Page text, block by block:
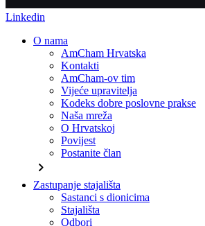
Linkedin
O nama
AmCham Hrvatska
Kontakti
AmCham-ov tim
Vijeće upravitelja
Kodeks dobre poslovne prakse
Naša mreža
O Hrvatskoj
Povijest
Postanite član
chevron_right
Zastupanje stajališta
Sastanci s dionicima
Stajališta
Odbori